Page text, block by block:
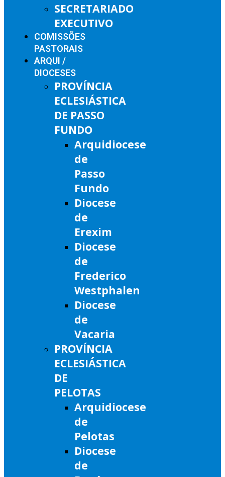
SECRETARIADO
EXECUTIVO
COMISSÕES
PASTORAIS
ARQUI /
DIOCESES
PROVÍNCIA
ECLESIÁSTICA
DE PASSO
FUNDO
Arquidiocese
de
Passo
Fundo
Diocese
de
Erexim
Diocese
de
Frederico
Westphalen
Diocese
de
Vacaria
PROVÍNCIA
ECLESIÁSTICA
DE
PELOTAS
Arquidiocese
de
Pelotas
Diocese
de